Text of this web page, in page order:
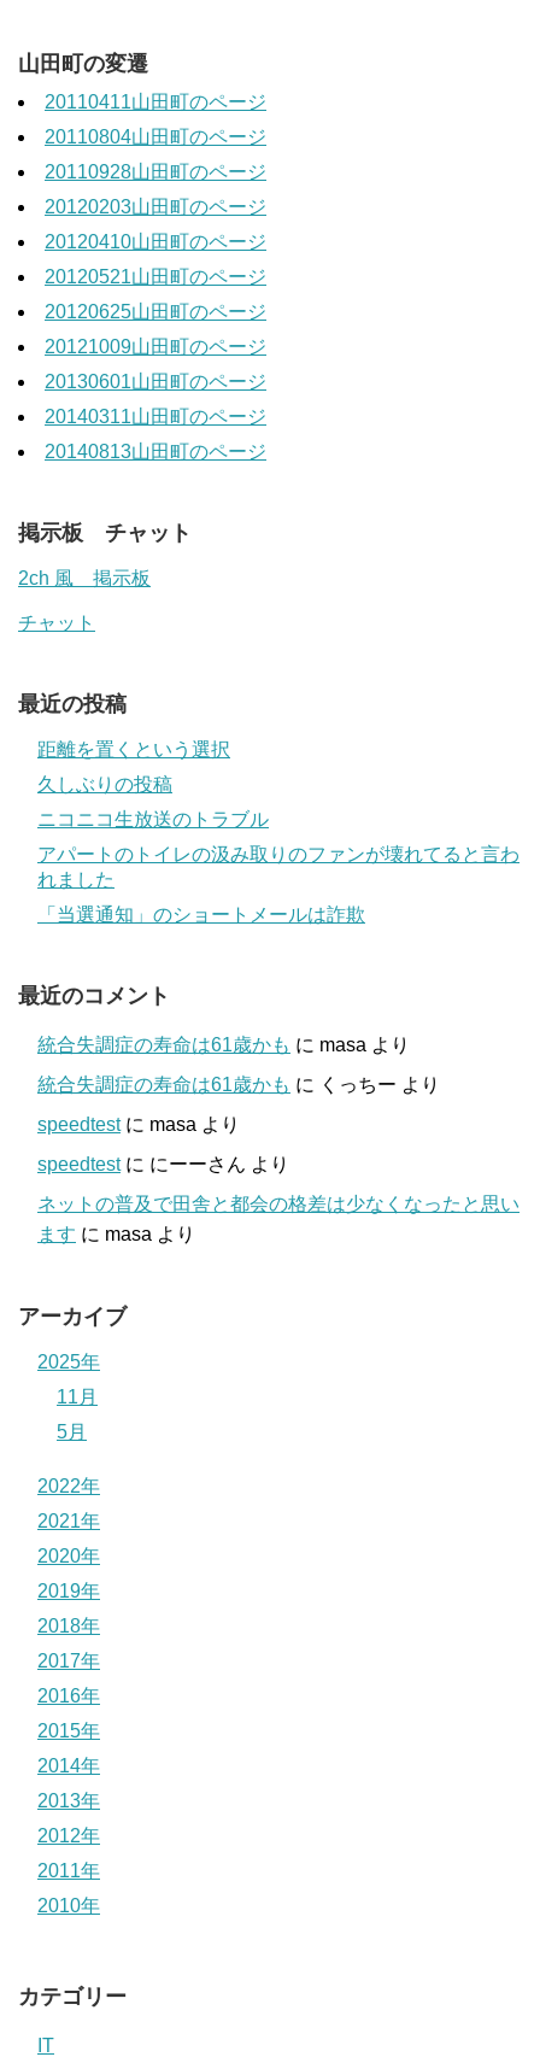
山田町の変遷
20110411山田町のページ
20110804山田町のページ
20110928山田町のページ
20120203山田町のページ
20120410山田町のページ
20120521山田町のページ
20120625山田町のページ
20121009山田町のページ
20130601山田町のページ
20140311山田町のページ
20140813山田町のページ
掲示板 チャット
2ch 風 掲示板
チャット
最近の投稿
距離を置くという選択
久しぶりの投稿
ニコニコ生放送のトラブル
アパートのトイレの汲み取りのファンが壊れてると言わ
れました
「当選通知」のショートメールは詐欺
最近のコメント
統合失調症の寿命は61歳かも に masa より
統合失調症の寿命は61歳かも に くっちー より
speedtestに masa より
speedtestに にーーさん より
ネットの普及で田舎と都会の格差は少なくなったと思い
ます に masa より
アーカイブ
2025年
11月
5月
2022年
2021年
2020年
2019年
2018年
2017年
2016年
2015年
2014年
2013年
2012年
2011年
2010年
カテゴリー
IT